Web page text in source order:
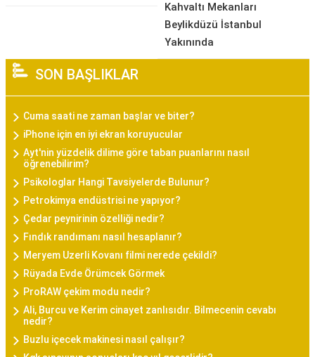
Kahvaltı Mekanları
Beylikdüzü İstanbul
Yakınında
SON BAŞLIKLAR
Cuma saati ne zaman başlar ve biter?
iPhone için en iyi ekran koruyucular
Ayt'nin yüzdelik dilime göre taban puanlarını nasıl
öğrenebilirim?
Psikologlar Hangi Tavsiyelerde Bulunur?
Petrokimya endüstrisi ne yapıyor?
Çedar peynirinin özelliği nedir?
Fındık randımanı nasıl hesaplanır?
Meryem Uzerli Kovanı filmi nerede çekildi?
Rüyada Evde Örümcek Görmek
ProRAW çekim modu nedir?
Ali, Burcu ve Kerim cinayet zanlısıdır. Bilmecenin cevabı
nedir?
Buzlu içecek makinesi nasıl çalışır?